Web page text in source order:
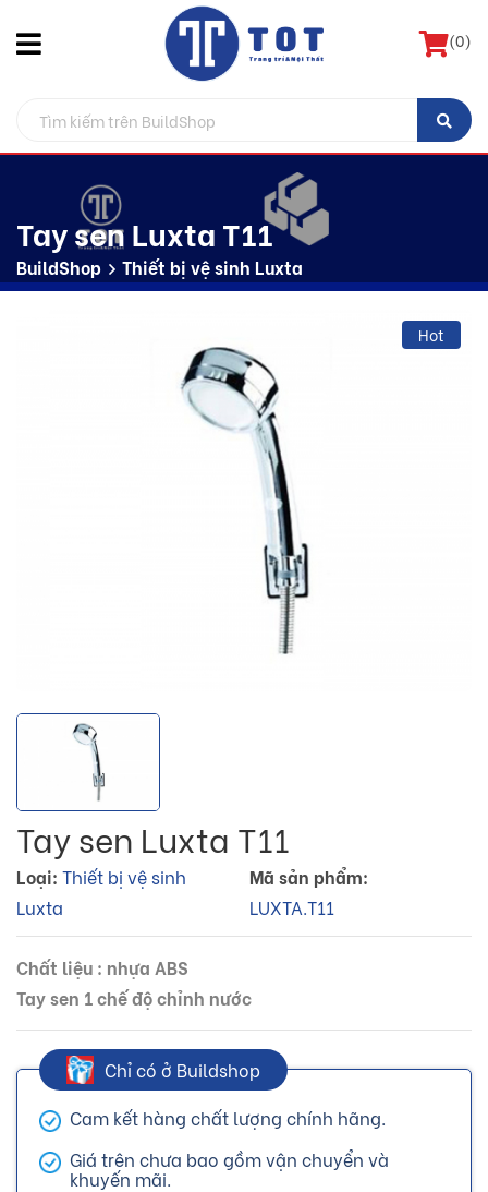
(0)
Tay sen Luxta T11
BuildShop Thiết bị vệ sinh Luxta
Hot
Tay sen Luxta T11
Loại: Thiết bị vệ sinh
Luxta
Mã sản phẩm:
LUXTA.T11
Chất liệu : nhựa ABS
Tay sen 1 chế độ chỉnh nước
Chỉ có ở Buildshop
Cam kết hàng chất lượng chính hãng.
Giá trên chưa bao gồm vận chuyển và
khuyến mãi.